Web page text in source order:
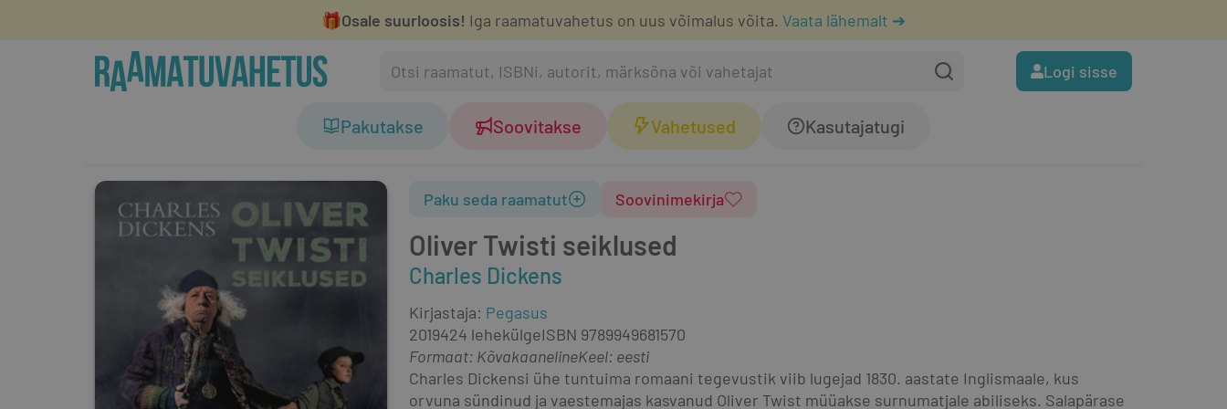
🎁Osale suurloosis! Iga raamatuvahetus on uus võimalus võita. Vaata lähemalt ➔
Logi sisse
Pakutakse Soovitakse Vahetused Kasutajatugi
Oliver Twisti seiklused
Charles Dickens
Paku seda raamatut Soovinimekirja
Kirjastaja: Pegasus
2019424 lehekülgeISBN 9789949681570
Formaat: KõvakaanelineKeel: eesti
Charles Dickensi ühe tuntuima romaani tegevustik viib lugejad 1830. aastate Inglismaale, kus
orvuna sündinud ja vaestemajas kasvanud Oliver Twist müüakse surnumatjale abiliseks. Salapärase